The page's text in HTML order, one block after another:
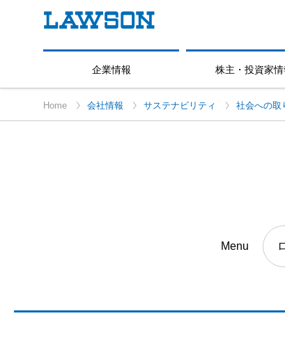
企業情報 株主・投資家情
Home 会社情報 サステナビリティ 社会への取
Menu